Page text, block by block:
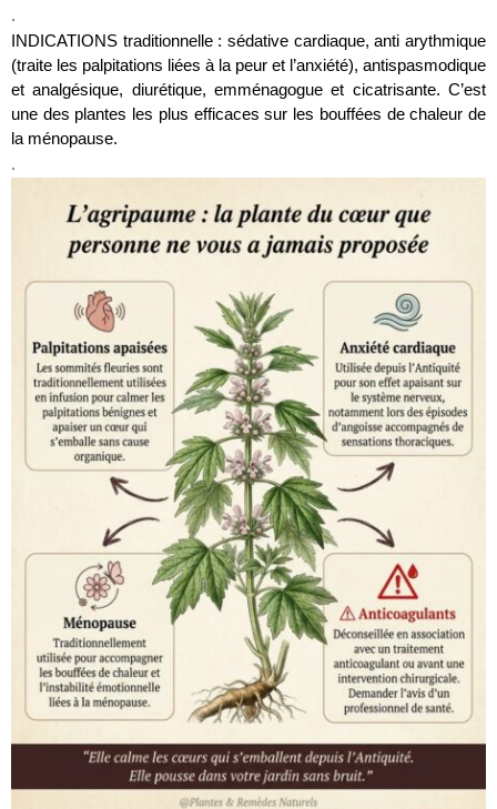
.
INDICATIONS traditionnelle : sédative cardiaque, anti arythmique
(traite les palpitations liées à la peur et l’anxiété), antispasmodique
et analgésique, diurétique, emménagogue et cicatrisante. C’est
une des plantes les plus efficaces sur les bouffées de chaleur de
la ménopause.
.